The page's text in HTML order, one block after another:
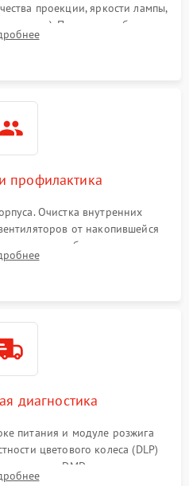
проекции, яркости лампы,
пятна). Проверка работы
шума вентиляторов.
профилактика
Очистка внутренних
от накопившейся
питания, балласта лампы и
прогаров или вздутых
диагностика
питания и модуле розжига
цветового колеса (DLP)
DMD-чипа, датчиков
с помощью мультиметра и